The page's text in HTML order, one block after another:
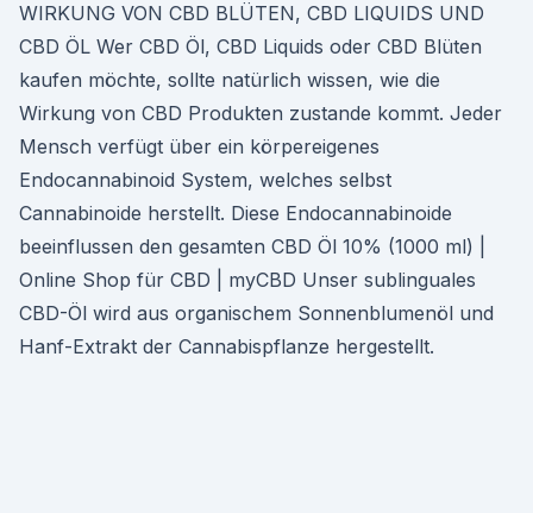
WIRKUNG VON CBD BLÜTEN, CBD LIQUIDS UND
CBD ÖL Wer CBD Öl, CBD Liquids oder CBD Blüten
kaufen möchte, sollte natürlich wissen, wie die
Wirkung von CBD Produkten zustande kommt. Jeder
Mensch verfügt über ein körpereigenes
Endocannabinoid System, welches selbst
Cannabinoide herstellt. Diese Endocannabinoide
beeinflussen den gesamten CBD Öl 10% (1000 ml) |
Online Shop für CBD | myCBD Unser sublinguales
CBD-Öl wird aus organischem Sonnenblumenöl und
Hanf-Extrakt der Cannabispflanze hergestellt.